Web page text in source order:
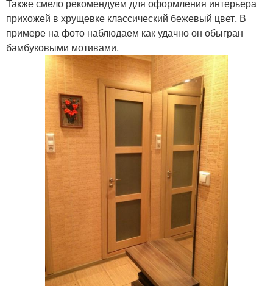
Также смело рекомендуем для оформления интерьера
прихожей в хрущевке классический бежевый цвет. В
примере на фото наблюдаем как удачно он обыгран
бамбуковыми мотивами.